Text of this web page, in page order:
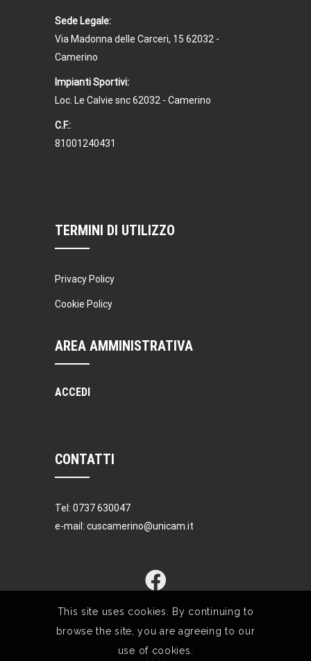
Sede Legale:
Via Madonna delle Carceri, 15 62032 -
Camerino
Impianti Sportivi:
Loc. Le Calvie snc 62032 - Camerino
C.F.:
81001240431
TERMINI DI UTILIZZO
Privacy Policy
Cookie Policy
AREA AMMINISTRATIVA
ACCEDI
CONTATTI
Tel: 0737 630047
e-mail: cuscamerino@unicam.it
This site uses cookies. By continuing to
browse the site, you are agreeing to our
use of cookies.